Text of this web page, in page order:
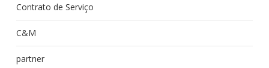
Contrato de Serviço
C&M
partner